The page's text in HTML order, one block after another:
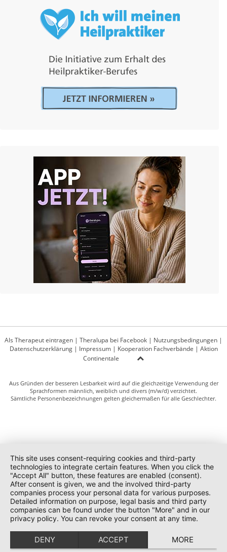
Als Therapeut eintragen | Theralupa bei Facebook | Nutzungsbedingungen |
Datenschutzerklärung| Impressum| Kooperation Fachverbände | Aktion
Continentale
Aus Gründen der besseren Lesbarkeit wird auf die gleichzeitige Verwendung der
Sprachformen männlich, weiblich und divers (m/w/d) verzichtet.
Sämtliche Personenbezeichnungen gelten gleichermaßen für alle Geschlechter.
This site uses consent-requiring cookies and third-party
technologies to integrate certain features. When you click the
"Accept All" button, these features are enabled (consent).
After consent is given, we and the involved third-party
companies process your personal data for various purposes.
Detailed information on purpose, legal basis and third party
companies can be found under the button "More" and in our
privacy policy. You can revoke your consent at any time.
DENY ACCEPT MORE